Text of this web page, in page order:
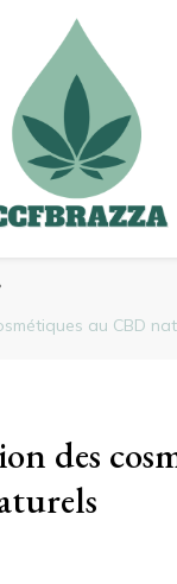
au CBD
des